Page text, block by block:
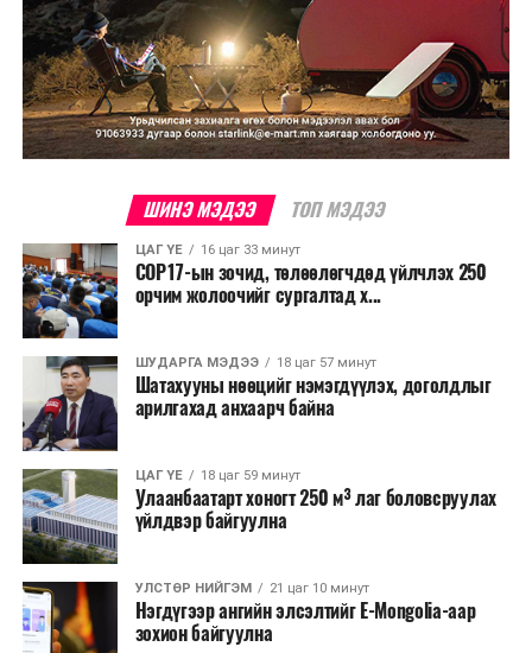
ШИНЭ МЭДЭЭ ТОП МЭДЭЭ
ЦАГ ҮЕ 16 цаг 33 минут
COP17-ын зочид, төлөөлөгчдөд үйлчлэх 250
орчим жолоочийг сургалтад х...
ШУДАРГА МЭДЭЭ 18 цаг 57 минут
Шатахууны нөөцийг нэмэгдүүлэх, доголдлыг
арилгахад анхаарч байна
ЦАГ ҮЕ 18 цаг 59 минут
Улаанбаатарт хоногт 250 м³ лаг боловсруулах
үйлдвэр байгуулна
УЛСТӨР НИЙГЭМ 21 цаг 10 минут
Нэгдүгээр ангийн элсэлтийг E-Mongolia-аар
зохион байгуулна